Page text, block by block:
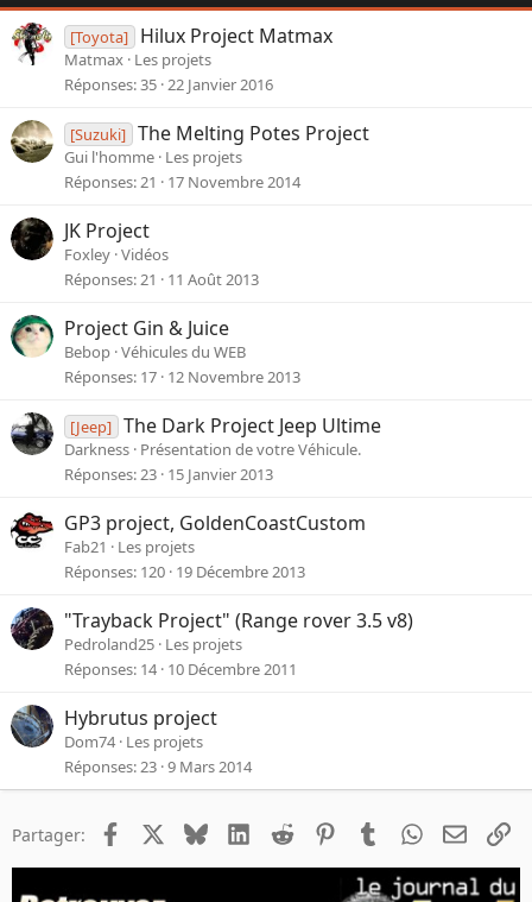
[Toyota] Hilux Project Matmax
Matmax Les projets
Réponses 35 22 Janvier 2016
[Suzuki] The Melting Potes Project
Gui l'homme Les projets
Réponses 21 17 Novembre 2014
JK Project
Foxley Vidéos
Réponses 21 11 Août 2013
Project Gin & Juice
Bebop Véhicules du WEB
Réponses 17 12 Novembre 2013
[Jeep] The Dark Project Jeep Ultime
Darkness Présentation de votre Véhicule.
Réponses 23 15 Janvier 2013
GP3 project, GoldenCoastCustom
Fab21
Les projets
Réponses 120 19 Décembre 2013
"Trayback Project" (Range rover 3.5 v8)
Pedroland25 Les projets
Réponses 14 10 Décembre 2011
Hybrutus project
Dom74 Les projets
Réponses 23 9 Mars 2014
Partager: Facebook Bluesky LinkedIn
Reddit PinterestTumblrWhatsApp
Email